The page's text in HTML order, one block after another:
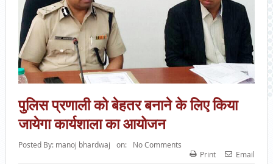
पुलिस प्रणाली को बेहतर बनाने के लिए किया
जायेगा कार्यशाला का आयोजन
Posted By: manoj bhardwaj on:
No Comments
Print
Email